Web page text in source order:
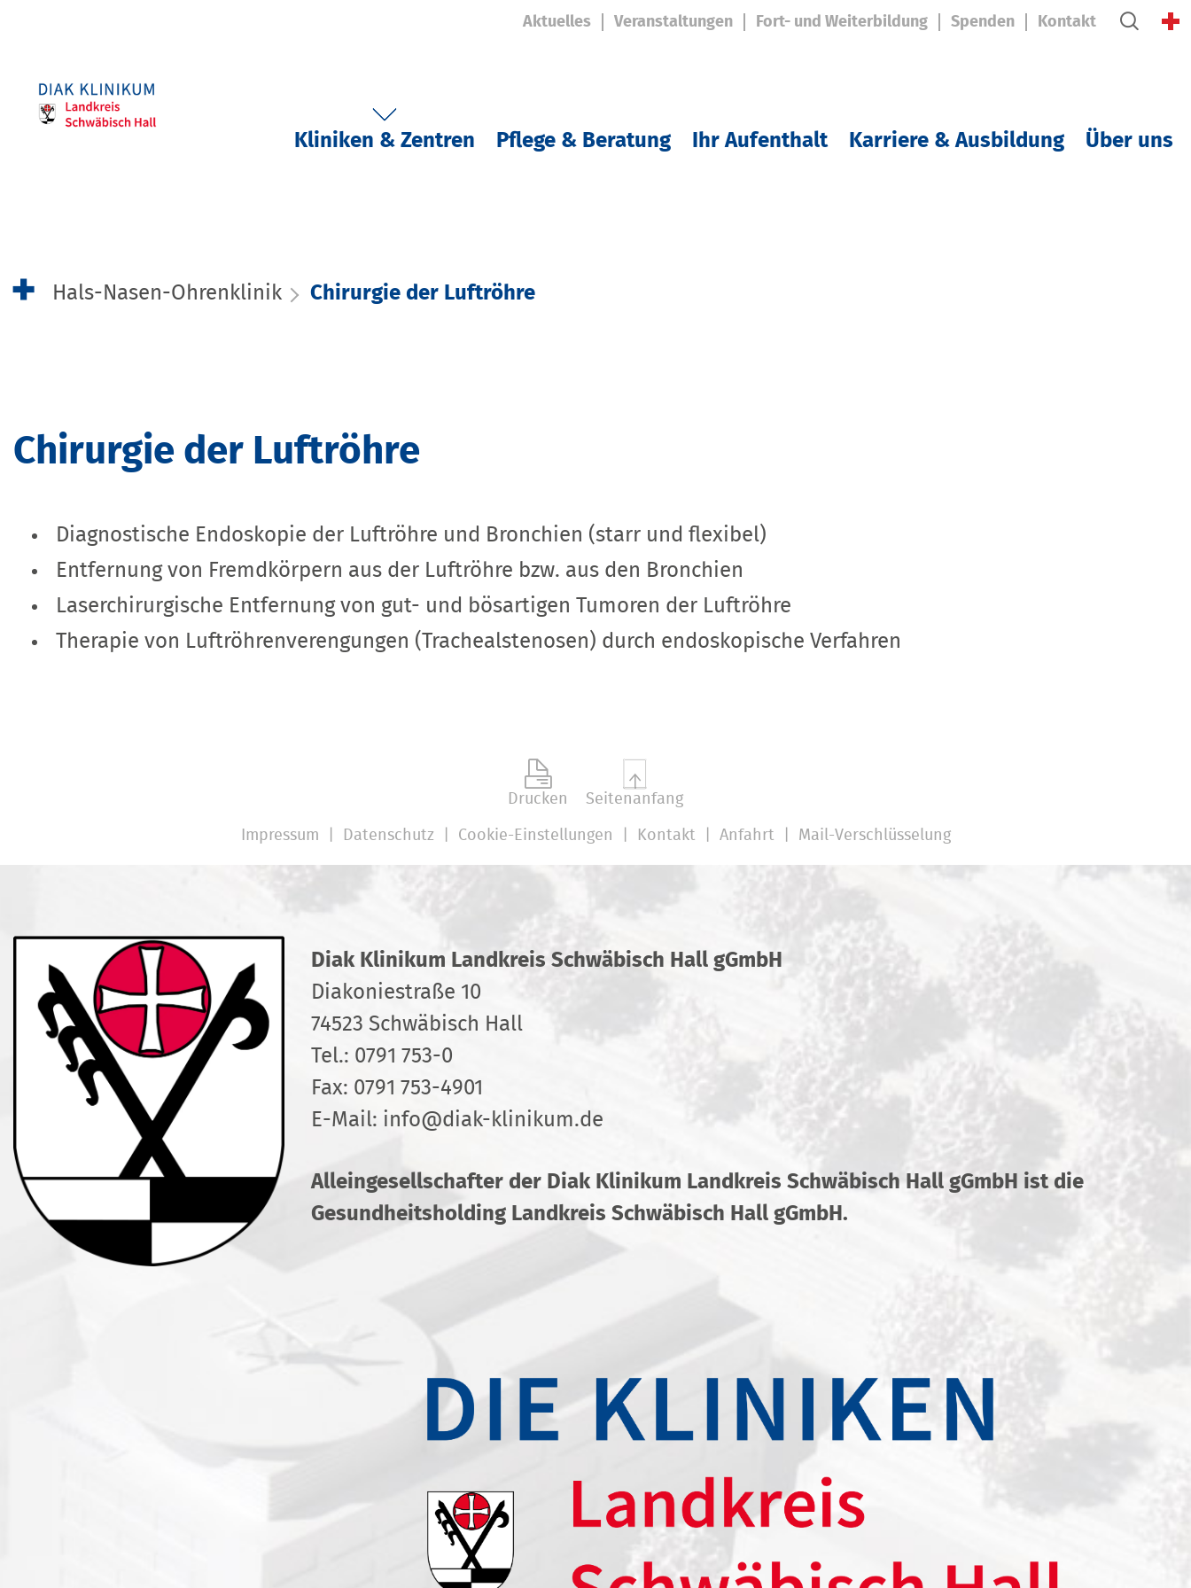
Aktuelles Veranstaltungen Fort- und Weiterbildung Spenden Kontakt
Kliniken & Zentren Pflege & Beratung Ihr Aufenthalt Karriere & Ausbildung Über uns
Hals-Nasen-Ohrenklinik Chirurgie der Luftröhre
Chirurgie der Luftröhre
Diagnostische Endoskopie der Luftröhre und Bronchien (starr und flexibel)
Entfernung von Fremdkörpern aus der Luftröhre bzw. aus den Bronchien
Laserchirurgische Entfernung von gut- und bösartigen Tumoren der Luftröhre
Therapie von Luftröhrenverengungen (Trachealstenosen) durch endoskopische Verfahren
Impressum Datenschutz Cookie-Einstellungen Kontakt Anfahrt Mail-Verschlüsselung
Drucken Seitenanfang
Diak Klinikum Landkreis Schwäbisch Hall gGmbH
Diakoniestraße 10
74523 Schwäbisch Hall
Tel.: 0791 753-0
Fax: 0791 753-4901
E-Mail: info@diak-klinikum.de
Alleingesellschafter der Diak Klinikum Landkreis Schwäbisch Hall gGmbH ist die
Gesundheitsholding Landkreis Schwäbisch Hall gGmbH.